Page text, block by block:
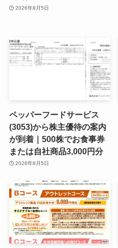
2026年8月5日
ペッパーフードサービス
(3053)から株主優待の案内
が到着｜500株でお食事券
または自社商品3,000円分
2026年8月5日